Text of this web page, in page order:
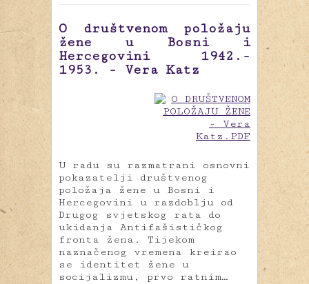
O društvenom položaju
žene u Bosni i
Hercegovini 1942.-
1953. - Vera Katz
U radu su razmatrani osnovni
pokazatelji društvenog
položaja žene u Bosni i
Hercegovini u razdoblju od
Drugog svjetskog rata do
ukidanja Antifašističkog
fronta žena. Tijekom
naznačenog vremena kreirao
se identitet žene u
socijalizmu, prvo ratnim…